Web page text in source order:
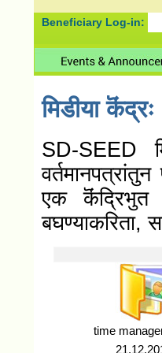
Beneficiary Log-in:
मिडीया कॆंद्रः
SD-SEED
एक कॆंद्रिभुत
बघण्याकरिता,
time